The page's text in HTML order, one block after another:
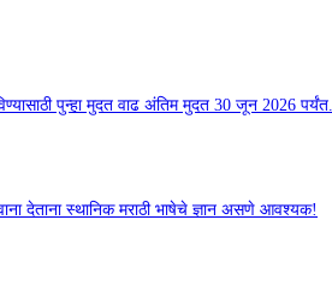
पुन्हा मुदत वाढ अंतिम मुदत 30 जून 2026
देताना स्थानिक मराठी भाषेचे ज्ञान असणे आवश्यक!